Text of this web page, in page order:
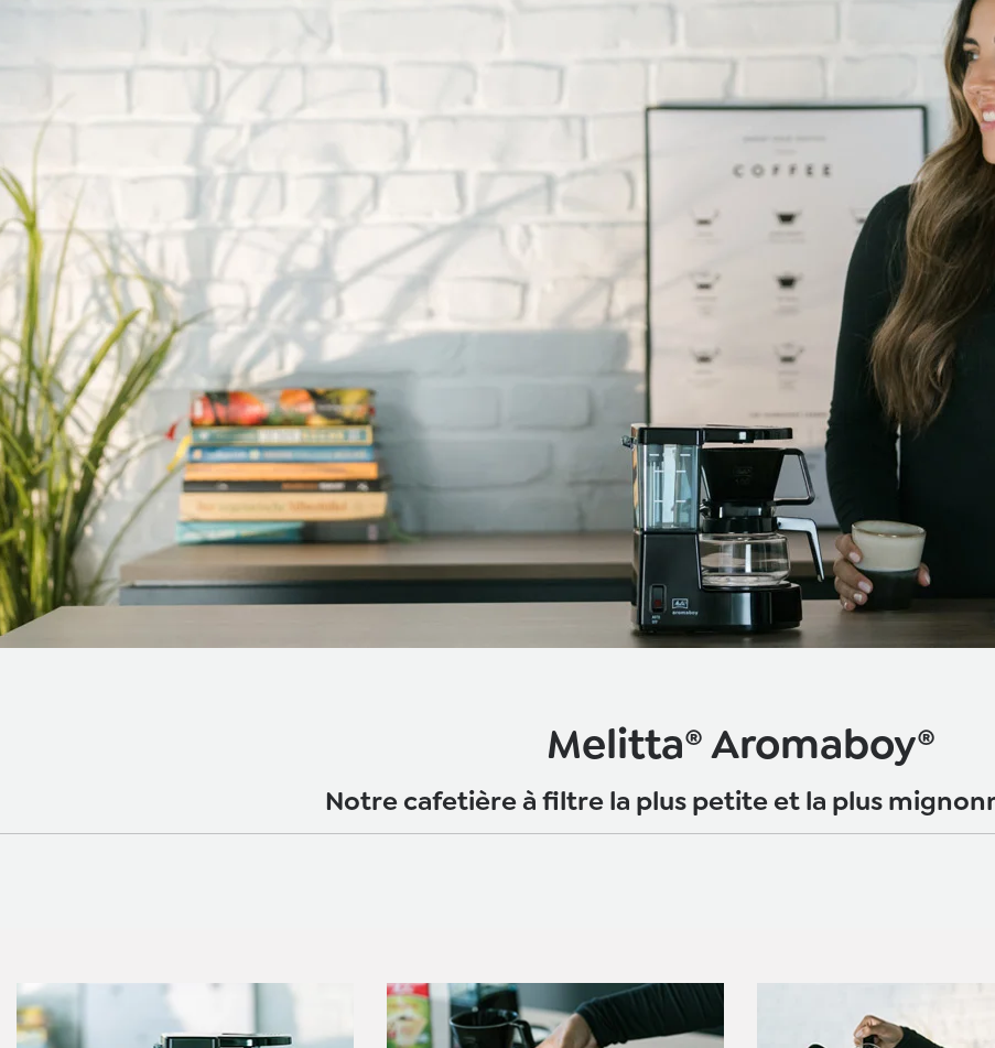
Melitta® Aromaboy®
Notre cafetière à filtre la plus petite et la plus